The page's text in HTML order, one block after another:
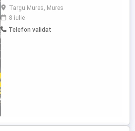
experiență in Targu Mures. Oferim: -pachet
salarial atractiv -condiții de munca
moderne -lucru intr-o echipa profesionista
-seriozitate si respect Sună acum la:
Targu Mures, Mures
8 iulie
Telefon validat